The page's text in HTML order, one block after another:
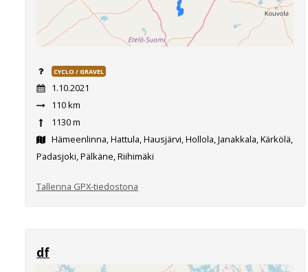
CYCLO / GRAVEL
1.10.2021
110 km
1130 m
Hämeenlinna, Hattula, Hausjärvi, Hollola, Janakkala, Kärkölä,
Padasjoki, Pälkäne, Riihimäki
Tallenna GPX-tiedostona
df